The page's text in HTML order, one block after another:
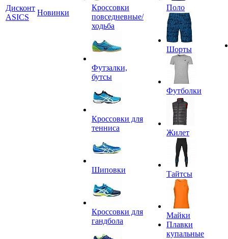
Дисконт
ASICS
Новинки
Кроссовки
повседневные/
ходьба
Футзалки,
бутсы
Кроссовки для
тенниса
Шиповки
Кроссовки для
гандбола
Поло
Шорты
Футболки
Жилет
Тайтсы
Майки
Плавки
купальные